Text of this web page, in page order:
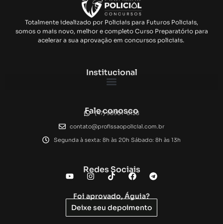
Totalmente idealizado por Policiais para Futuros Policiais,
somos o mais novo, melhor e completo Curso Preparatório para
acelerar a sua aprovação em concursos policiais.
Institucional
Fale conosco
(47) 98901-6138
contato@profissaopolicial.com.br
Segunda à sexta: 8h às 20h Sábado: 8h às 13h
Redes Sociais
Foi aprovado, Águia?
Deixe seu depoimento